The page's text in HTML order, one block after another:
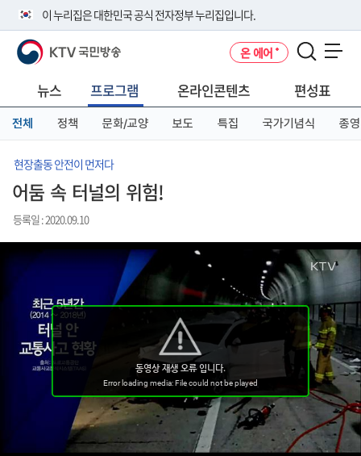
이 누리집은 대한민국 공식 전자정부 누리집입니다.
공식 누리집 주소 확인하기
니다.
이밖에 or.kr 또는 .kr등 다른 도메인 주소를 사용하고 있다면 아래 URL에
서 도메인 주소를 확인해 보세요
KTV 국민방송 온 에어
뉴스 프로그램 온라인콘텐츠 편성표
전체 정책 문화/교양 보도 특집 국가기념식 종영
현장출동 안전이 먼저다
어둠 속 터널의 위험!
등록일 : 2020.09.10